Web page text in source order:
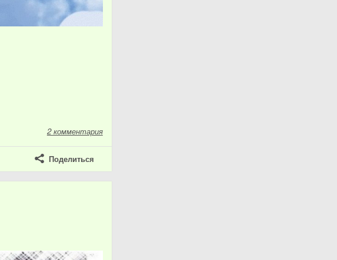
2 комментария
Поделиться